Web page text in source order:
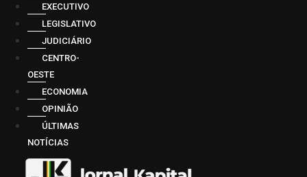
EXECUTIVO
LEGISLATIVO
JUDICIÁRIO
CENTRO-
OESTE
ECONOMIA
OPINIÃO
ÚLTIMAS
NOTÍCIAS